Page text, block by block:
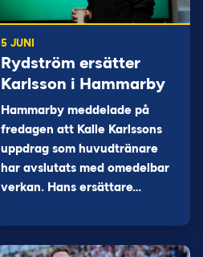
5 JUNI
Rydström ersätter
Karlsson i Hammarby
Hammarby meddelade på
fredagen att Kalle Karlssons
uppdrag som huvudtränare
har avslutats med omedelbar
verkan. Hans ersättare…